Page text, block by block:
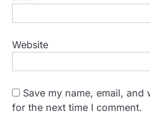
Website
Save my name, email,
for the next time I comment.